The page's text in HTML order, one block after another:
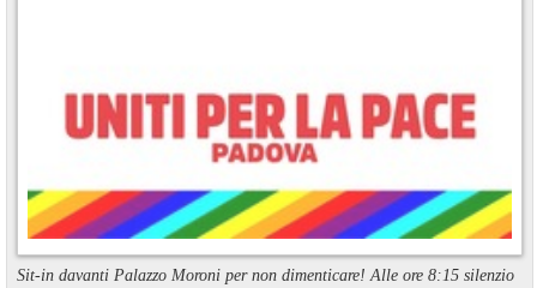
Sit-in davanti Palazzo Moroni per non dimenticare! Alle ore 8:15 silenzio